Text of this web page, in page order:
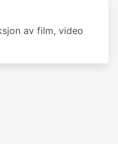
av film, video